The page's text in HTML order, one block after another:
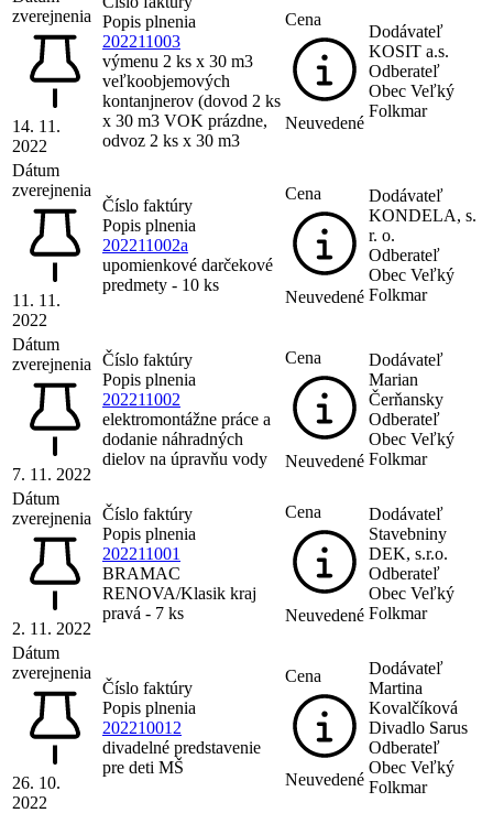
zverejnenia
14. 11.
2022
Popis plnenia
202211003
výmenu 2 ks x 30 m3
veľkoobjemových
kontanjnerov (dovod 2 ks
x 30 m3 VOK prázdne,
odvoz 2 ks x 30 m3
Cena
Neuvedené
Dodávateľ
KOSIT a.s.
Odberateľ
Obec Veľký
Folkmar
Dátum
zverejnenia
11. 11.
2022
Číslo faktúry
Popis plnenia
202211002a
upomienkové darčekové
predmety - 10 ks
Cena
Neuvedené
Dodávateľ
KONDELA, s.
r. o.
Odberateľ
Obec Veľký
Folkmar
Dátum
zverejnenia
7. 11. 2022
Číslo faktúry
Popis plnenia
202211002
elektromontážne práce a
dodanie náhradných
dielov na úpravňu vody
Cena
Neuvedené
Dodávateľ
Marian
Čerňansky
Odberateľ
Obec Veľký
Folkmar
Dátum
zverejnenia
2. 11. 2022
Číslo faktúry
Popis plnenia
202211001
BRAMAC
RENOVA/Klasik kraj
pravá - 7 ks
Cena
Neuvedené
Dodávateľ
Stavebniny
DEK, s.r.o.
Odberateľ
Obec Veľký
Folkmar
Dátum
zverejnenia
26. 10.
2022
Číslo faktúry
Popis plnenia
202210012
divadelné predstavenie
pre deti MŠ
Cena
Neuvedené
Dodávateľ
Martina
Kovalčíková
Divadlo Sarus
Odberateľ
Obec Veľký
Folkmar